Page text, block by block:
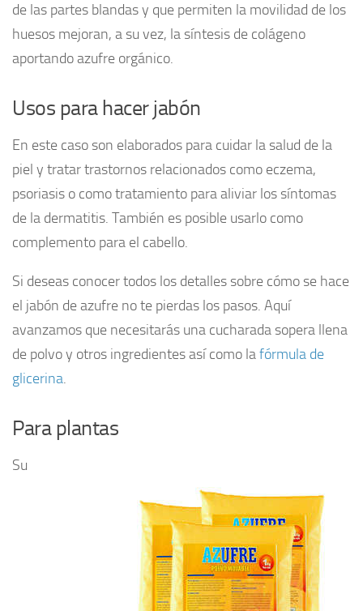
de las partes blandas y que permiten la movilidad de los
huesos mejoran, a su vez, la síntesis de colágeno
aportando azufre orgánico.
Usos para hacer jabón
En este caso son elaborados para cuidar la salud de la
piel y tratar trastornos relacionados como eczema,
psoriasis o como tratamiento para aliviar los síntomas
de la dermatitis. También es posible usarlo como
complemento para el cabello.
Si deseas conocer todos los detalles sobre cómo se hace
el jabón de azufre no te pierdas los pasos. Aquí
avanzamos que necesitarás una cucharada sopera llena
de polvo y otros ingredientes así como lafórmula de
glicerina.
Para plantas
Su